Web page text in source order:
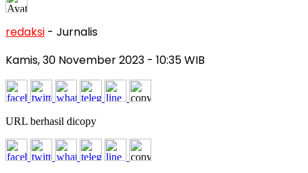
redaksi - Jurnalis
Kamis, 30 November 2023 - 10:35 WIB
URL berhasil dicopy